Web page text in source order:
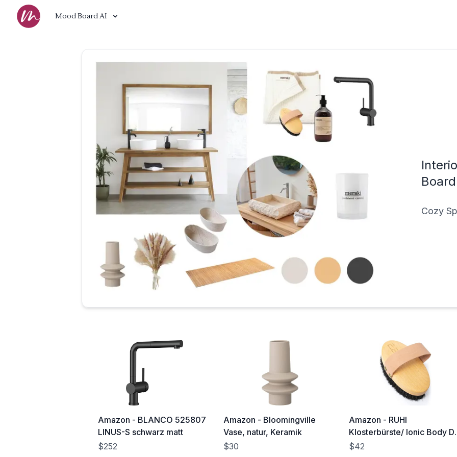
Mood Board AI
Cozy
Amazon - BLANCO 525807
LINUS-S schwarz matt
$252
Amazon - Bloomingville
Vase, natur, Keramik
$30
Amazon - RUHI
Klosterbürste/ Ionic Body
Brush/ Energiebürste/
$42